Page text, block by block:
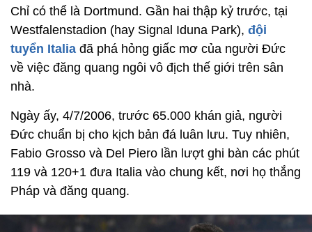
Chỉ có thể là Dortmund. Gần hai thập kỷ trước, tại
Westfalenstadion (hay Signal Iduna Park), đội
tuyển Italia đã phá hỏng giấc mơ của người Đức
về việc đăng quang ngôi vô địch thế giới trên sân
nhà.
Ngày ấy, 4/7/2006, trước 65.000 khán giả, người
Đức chuẩn bị cho kịch bản đá luân lưu. Tuy nhiên,
Fabio Grosso và Del Piero lần lượt ghi bàn các phút
119 và 120+1 đưa Italia vào chung kết, nơi họ thắng
Pháp và đăng quang.